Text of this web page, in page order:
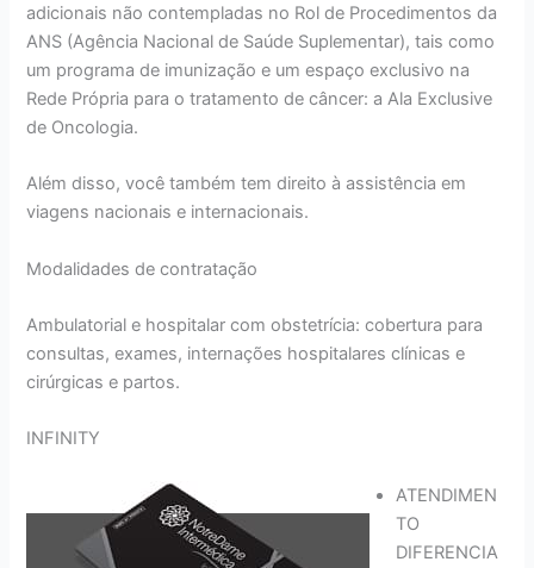
adicionais não contempladas no Rol de Procedimentos da
ANS (Agência Nacional de Saúde Suplementar), tais como
um programa de imunização e um espaço exclusivo na
Rede Própria para o tratamento de câncer: a Ala Exclusive
de Oncologia.
Além disso, você também tem direito à assistência em
viagens nacionais e internacionais.
Modalidades de contratação
Ambulatorial e hospitalar com obstetrícia: cobertura para
consultas, exames, internações hospitalares clínicas e
cirúrgicas e partos.
INFINITY
ATENDIMEN
TO
DIFERENCIA